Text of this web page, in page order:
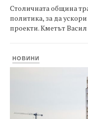
Столичната община
политика, за да
проекти. Кметът Васил
НОВИНИ